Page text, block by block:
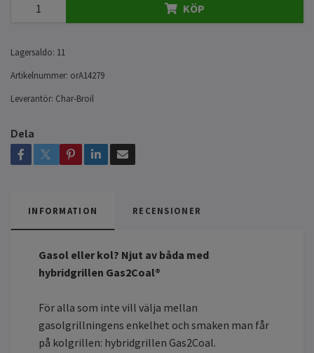
KÖP
Lagersaldo: 11
Artikelnummer: orA14279
Leverantör: Char-Broil
Dela
INFORMATION RECENSIONER
Gasol eller kol? Njut av båda med
hybridgrillen Gas2Coal®
För alla som inte vill välja mellan
gasolgrillningens enkelhet och smaken man får
på kolgrillen: hybridgrillen Gas2Coal.